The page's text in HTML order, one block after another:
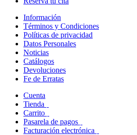
Información
Términos y Condiciones
Políticas de privacidad
Datos Personales
Noticias
Catálogos
Devoluciones
Fe de Erratas
Cuenta
Tienda
Carrito
Pasarela de pagos
Facturación electrónica